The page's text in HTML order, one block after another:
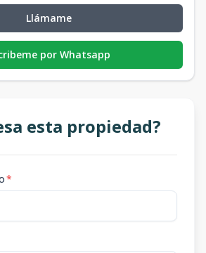
Llámame
por Whatsapp
esta propiedad?
*